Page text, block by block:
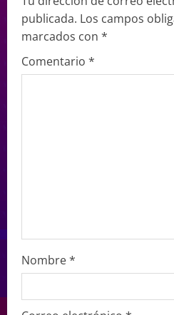
publicada. Los campos
marcados con *
Comentario *
Nombre*